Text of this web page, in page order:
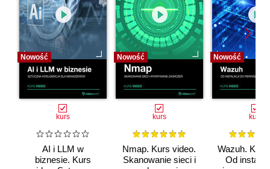
Nowość
kurs
AI i LLM w
biznesie. Kurs
Nowość
kurs
Nmap. Kurs video.
Skanowanie sieci i
Nowość
kurs
Wazuh. Kurs
Od